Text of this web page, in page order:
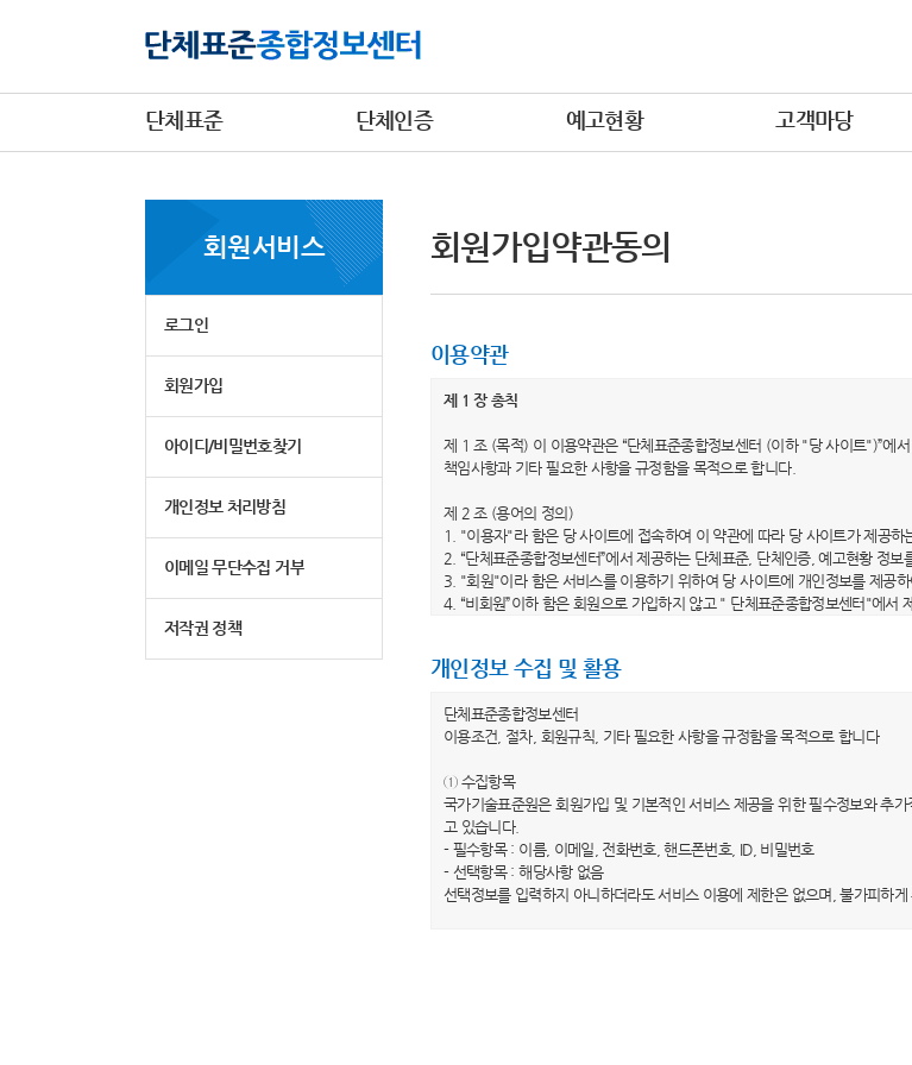
단체표준 단체인증 예고현황 고객마당
회원서비스
로그인
회원가입
아이디/비밀번호찾기
개인정보 처리방침
이메일 무단수집 거부
저작권 정책
회원가입약관동의
이용약관
제 1 장 총칙
제 1 조 (목적) 이 이용약관은 “단체표준종합정보센터 (이하 "당 사이트")”에
책임사항과 기타 필요한 사항을 규정함을 목적으로 합니다.
제 2 조 (용어의 정의)
1. "이용자"라 함은 당 사이트에 접속하여 이 약관에 따라 당 사이트가 제공하
2. “단체표준종합정보센터”에서 제공하는 단체표준, 단체인증, 예고현황 정보
3. "회원"이라 함은 서비스를 이용하기 위하여 당 사이트에 개인정보를 제공
4. “비회원”이하 함은 회원으로 가입하지 않고 " 단체표준종합정보센터"에서
6. "비밀번호"라 함은 회원이 자신의 개인정보 및 직접 작성한 비공개 콘텐
1. 당 사이트는 이 약관의 내용을 회원이 알 수 있도록 당 사이트의 초기 서비
수 있습니다.
전부터 적용일자 전일까지 공지합니다. 다만, 회원에게 불리하게 약관내용을
이트는 개정 전 내용과 개정 후 내용을 명확하게 비교하여 이용자가 알기 쉽
3. 당 사이트가 전항에 따라 개정약관을 공지하면서 “개정일자 적용 이전까
봅니다.”라는 취지를 명확하게 공지하였음에도 회원이 명시적으로 거부의 의
하지 않는 경우 당 사이트 이용계약을 해지할 수 있습니다.
개인정보 수집 및 활용
단체표준종합정보센터
이용조건, 절차, 회원규칙, 기타 필요한 사항을 규정함을 목적으로 합니다
① 수집항목
국가기술표준원은 회원가입 및 기본적인 서비스 제공을 위한 필수정보와 추
고 있습니다.
- 필수항목 : 이름, 이메일, 전화번호, 핸드폰번호, ID, 비밀번호
- 선택항목 : 해당사항 없음
선택정보를 입력하지 아니하더라도 서비스 이용에 제한은 없으며, 불가피하
국가기술표준원은 수집한 개인정보를 홈페이지 서비스 제공을 위한 회원관